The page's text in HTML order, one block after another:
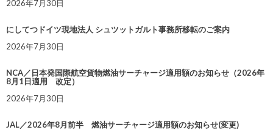
2026年7月30日
にしてつドイツ現地法人 シュツットガルト事務所移転のご案内
2026年7月30日
NCA／日本発国際航空貨物燃油サーチャージ適用額のお知らせ（2026年
8月1日適用 改定）
2026年7月30日
JAL／2026年8月前半 燃油サーチャージ適用額のお知らせ(変更)